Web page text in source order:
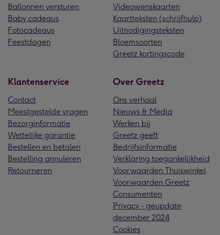
Ballonnen versturen
Baby cadeaus
Fotocadeaus
Feestdagen
Videowenskaarten
Kaartteksten (schrijfhulp)
Uitnodigingsteksten
Bloemsoorten
Greetz kortingscode
Klantenservice
Contact
Meestgestelde vragen
Bezorginformatie
Wettelijke garantie
Bestellen en betalen
Bestelling annuleren
Retourneren
Over Greetz
Ons verhaal
Nieuws & Media
Werken bij
Greetz geeft
Bedrijfsinformatie
Verklaring toegankelijkheid
Voorwaarden Thuiswinkel
Voorwaarden Greetz
Consumenten
Privacy - geupdate
december 2024
Cookies